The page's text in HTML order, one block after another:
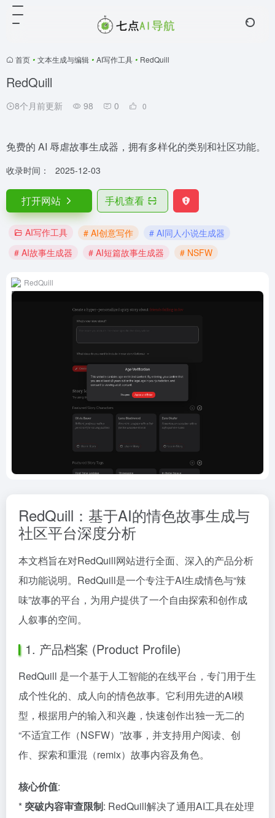
首页 • 文本生成与编辑 • AI写作工具 • RedQuill
RedQuill
8个月前更新 98 0 0
免费的 AI 辱虐故事生成器，拥有多样化的类别和社区功能。
收录时间： 2025-12-03
打开网站 手机查看
AI写作工具 # AI创意写作
# AI同人小说生成器
# AI故事生成器
# AI短篇故事生成器 # NSFW
RedQuill
RedQuill：基于AI的情色故事生成与
社区平台深度分析
本文档旨在对RedQuill网站进行全面、深入的产品分析
和功能说明。RedQuill是一个专注于AI生成情色与“辣
味”故事的平台，为用户提供了一个自由探索和创作成
人叙事的空间。
1. 产品档案 (Product Profile)
RedQuill 是一个基于人工智能的在线平台，专门用于生
成个性化的、成人向的情色故事。它利用先进的AI模
型，根据用户的输入和兴趣，快速创作出独一无二的
“不适宜工作（NSFW）”故事，并支持用户阅读、创
作、探索和重混（remix）故事内容及角色。
核心价值:
* 突破内容审查限制: RedQuill解决了通用AI工具在处理